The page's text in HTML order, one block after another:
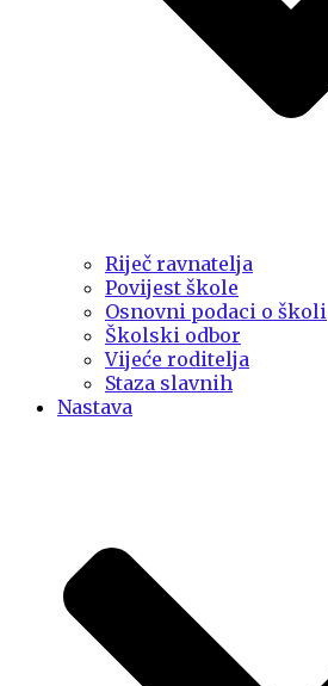
Riječ ravnatelja
Povijest škole
Osnovni podaci o školi
Školski odbor
Vijeće roditelja
Staza slavnih
Nastava